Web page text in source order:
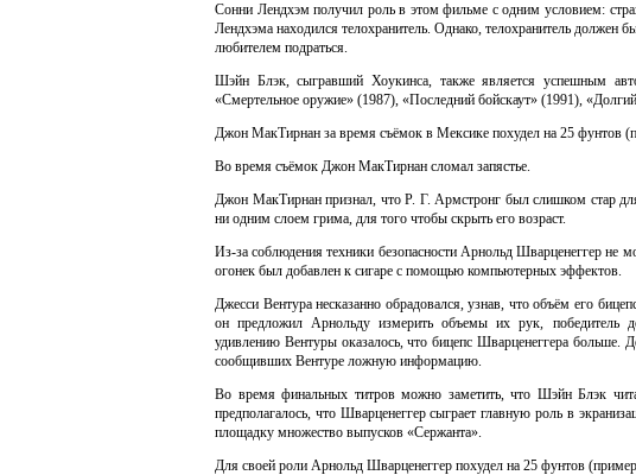
Сонни Лендхэм получил роль в этом фильме с одним условием:
Лендхэма находился телохранитель. Однако, телохранитель должен
любителем подраться.
Шэйн Блэк, сыгравший Хоукинса, также является успешным
«Смертельное оружие» (1987), «Последний бойскаут» (1991),
Джон МакТирнан за время съёмок в Мексике похудел на 25 фунтов
Во время съёмок Джон МакТирнан сломал запястье.
Джон МакТирнан признал, что Р. Г. Армстронг был слишком стар
ни одним слоем грима, для того чтобы скрыть его возраст.
Из-за соблюдения техники безопасности Арнольд Шварценеггер не
огонек был добавлен к сигаре с помощью компьютерных эффектов.
Джесси Вентура несказанно обрадовался, узнав, что объём его
он предложил Арнольду измерить объемы их рук,
удивлению Вентуры оказалось, что бицепс Шварценеггера больше.
сообщивших Вентуре ложную информацию.
Во время финальных титров можно заметить, что Шэйн Блэк
предполагалось, что Шварценеггер сыграет главную роль в
площадку множество выпусков «Сержанта».
Для своей роли Арнольд Шварценеггер похудел на 25 фунтов